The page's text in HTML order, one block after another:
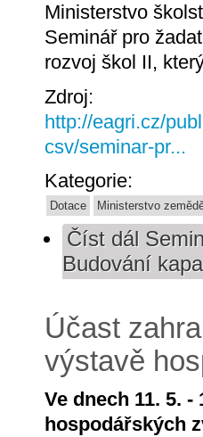
Ministerstvo
Seminář pro
rozvoj škol II,
Zdroj:
http://eagri.cz/
csv/seminar-pr...
Kategorie:
Dotace Ministerstvo
Číst dál
Budování
Účast
výstavě
Ve dnech 11. 5.
hospodářských